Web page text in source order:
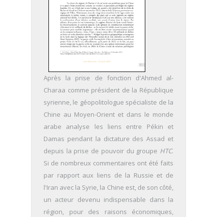
Après la prise de fonction d'Ahmed al-
Charaa comme président de la République
syrienne, le géopolitologue spécialiste de la
Chine au Moyen-Orient et dans le monde
arabe analyse les liens entre Pékin et
Damas pendant la dictature des Assad et
depuis la prise de pouvoir du groupe HTC.
Si de nombreux commentaires ont été faits
par rapport aux liens de la Russie et de
l'Iran avec la Syrie, la Chine est, de son côté,
un acteur devenu indispensable dans la
région, pour des raisons économiques,